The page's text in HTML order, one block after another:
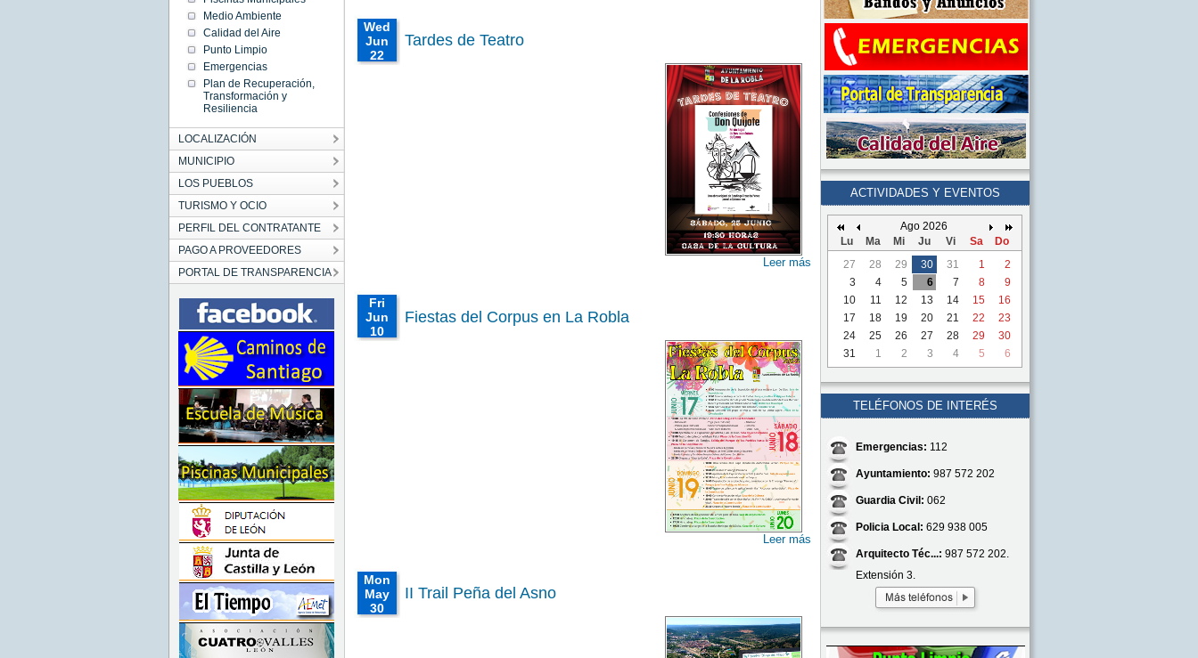
Medio Ambiente
Calidad del Aire
Punto Limpio
Emergencias
Plan de Recuperación,
Transformación y
Resiliencia
LOCALIZACIÓN
MUNICIPIO
LOS PUEBLOS
TURISMO Y OCIO
PERFIL DEL CONTRATANTE
PAGO A PROVEEDORES
PORTAL DE TRANSPARENCIA
Wed
Jun
22
Tardes de Teatro
Leer más
Fri
Jun
10
Fiestas del Corpus en La Robla
Leer más
Mon
May
30
00:00:00
II Trail Peña del Asno
ACTIVIDADES Y EVENTOS
Ago 2026
Lu
Ma Mi Ju Vi Sa
Do
27
28 29 30 31 1
2
3
4 5 6 7 8
9
10
11 12 13 14 15
16
17
18 19 20 21 22
23
24
25 26 27 28 29
30
31
1 2 3 4 5 6
TELÉFONOS DE INTERÉS
Emergencias: 112
Ayuntamiento: 987 572 202
Guardia Civil: 062
Policia Local: 629 938 005
Arquitecto Téc...: 987 572 202.
Extensión 3.